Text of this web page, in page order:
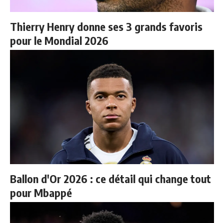
Thierry Henry donne ses 3 grands favoris
pour le Mondial 2026
Ballon d'Or 2026 : ce détail qui change tout
pour Mbappé